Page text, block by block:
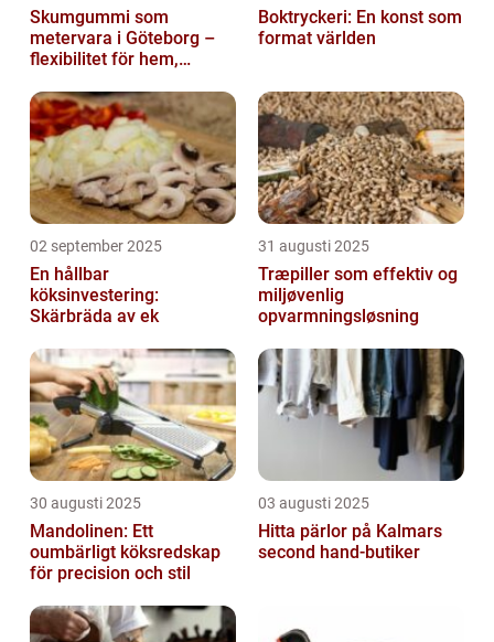
Skumgummi som
metervara i Göteborg –
flexibilitet för hem,
Boktryckeri: En konst som
format världen
02 september 2025
En hållbar
köksinvestering:
Skärbräda av ek
31 augusti 2025
Træpiller som effektiv og
miljøvenlig
opvarmningsløsning
30 augusti 2025
Mandolinen: Ett
oumbärligt köksredskap
för precision och stil
03 augusti 2025
Hitta pärlor på Kalmars
second hand-butiker